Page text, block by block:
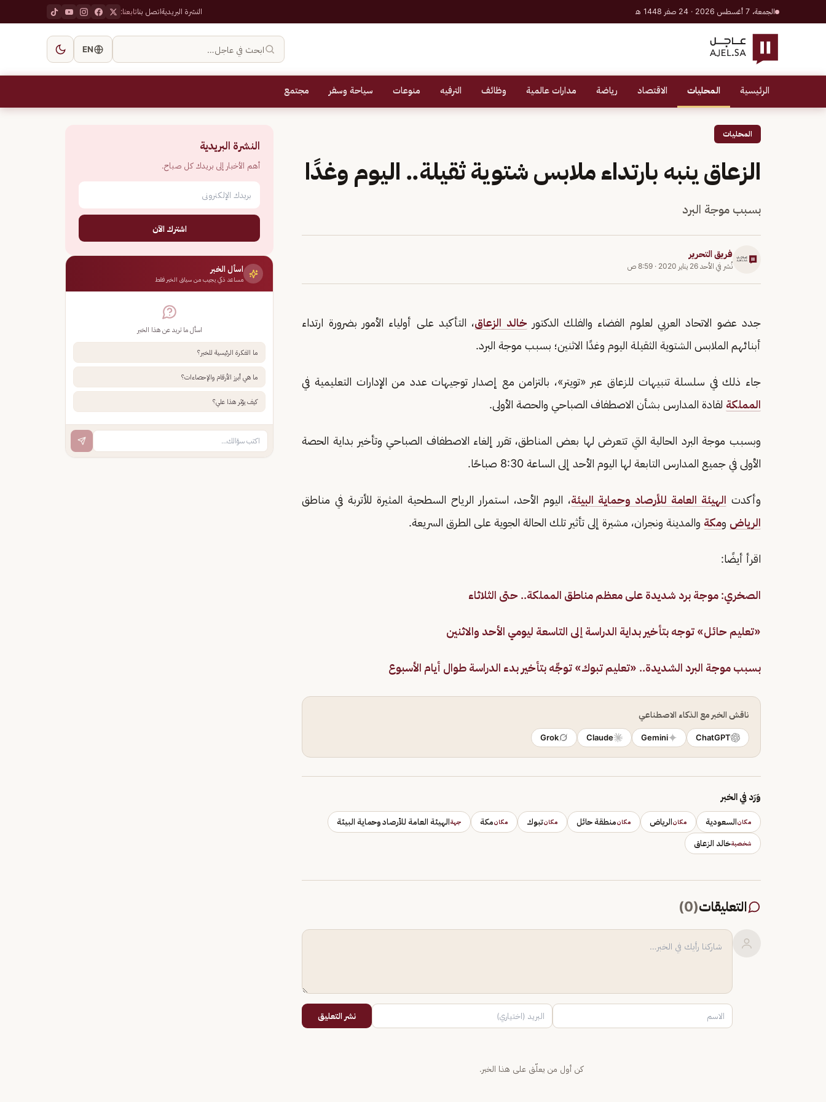
الجمعة، 7 أغسطس 2026 · 24 صفر 1448 هـ النشرة البريديةاتصل بناتابعنا:
ابحث في عاجل… EN
الرئيسية المحليات الاقتصاد رياضة مدارات عالمية وظائف الترفيه منوعات سياحة وسفر مجتمع
المحليات
الزعاق ينبه بارتداء ملابس شتوية ثقيلة.. اليوم وغدًا
بسبب موجة البرد
فريق التحرير
نُشر في الأحد 26 يناير 2020 · 8:59 ص
جدد عضو الاتحاد العربي لعلوم الفضاء والفلك الدكتور خالد الزعاق، التأكيد على أولياء الأمور بضرورة ارتداء
أبنائهم الملابس الشتوية الثقيلة اليوم وغدًا الاثنين؛ بسبب موجة البرد.
جاء ذلك في سلسلة تنبيهات للزعاق عبر «تويتر»، بالتزامن مع إصدار توجيهات عدد من الإدارات التعليمية في
المملكة لقادة المدارس بشأن الاصطفاف الصباحي والحصة الأولى.
وبسبب موجة البرد الحالية التي تتعرض لها بعض المناطق، تقرر إلغاء الاصطفاف الصباحي وتأخير بداية الحصة
الأولى في جميع المدارس التابعة لها اليوم الأحد إلى الساعة 8:30 صباحًا.
وأكدت الهيئة العامة للأرصاد وحماية البيئة، اليوم الأحد، استمرار الرياح السطحية المثيرة للأتربة في مناطق
الرياض ومكة والمدينة ونجران، مشيرة إلى تأثير تلك الحالة الجوية على الطرق السريعة.
اقرأ أيضًا:
الصخري: موجة برد شديدة على معظم مناطق المملكة.. حتى الثلاثاء
«تعليم حائل» توجه بتأخير بداية الدراسة إلى التاسعة ليومي الأحد والاثنين
بسبب موجة البرد الشديدة.. «تعليم تبوك» توجِّه بتأخير بدء الدراسة طوال أيام الأسبوع
ناقش الخبر مع الذكاء الاصطناعي
ChatGPT
Gemini
Claude
Grok
وَرَد في الخبر
مكانالسعودية مكانالرياض مكانمنطقة حائل مكانتبوك مكانمكة جهةالهيئة العامة للأرصاد وحماية البيئة
شخصيةخالد الزعاق
التعليقات(
0
)
نشر التعليق
كن أول من يعلّق على هذا الخبر.
النشرة البريدية
أهم الأخبار إلى بريدك كل صباح.
اشترك الآن
اسأل الخبر
مساعد ذكي يجيب من سياق الخبر فقط
اسأل ما تريد عن هذا الخبر
ما الفكرة الرئيسية للخبر؟
ما هي أبرز الأرقام والإحصاءات؟
كيف يؤثر هذا علي؟